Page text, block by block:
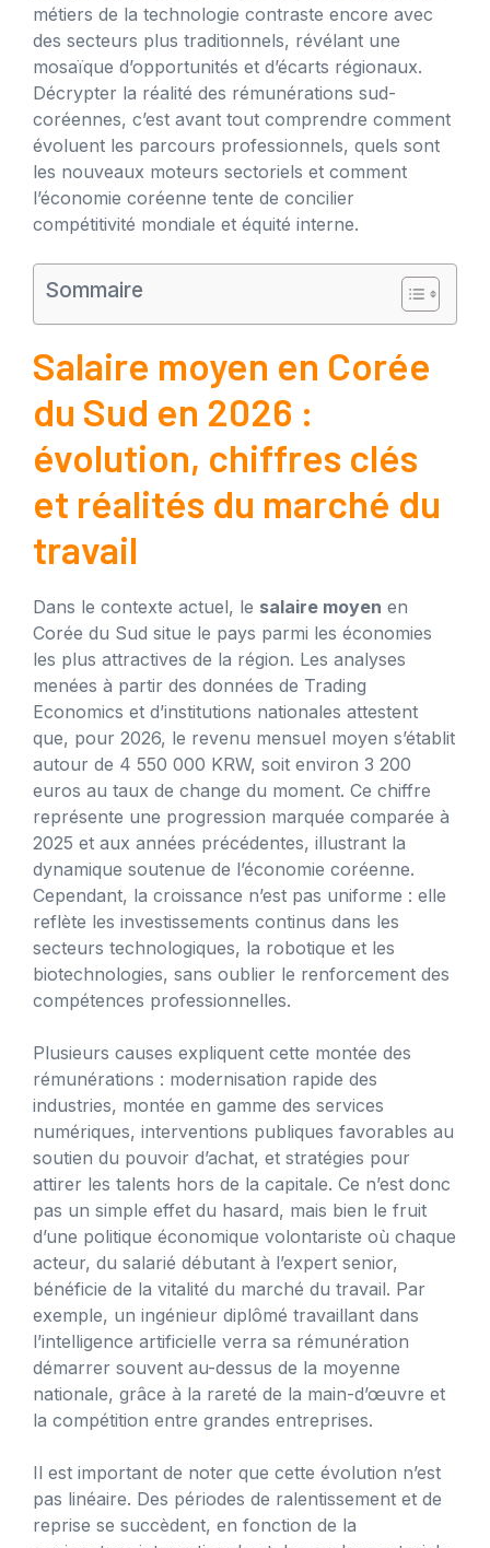
métiers de la technologie contraste encore avec
des secteurs plus traditionnels, révélant une
mosaïque d’opportunités et d’écarts régionaux.
Décrypter la réalité des rémunérations sud-
coréennes, c’est avant tout comprendre comment
évoluent les parcours professionnels, quels sont
les nouveaux moteurs sectoriels et comment
l’économie coréenne tente de concilier
compétitivité mondiale et équité interne.
Sommaire
Salaire moyen en Corée
du Sud en 2026 :
évolution, chiffres clés
et réalités du marché du
travail
Dans le contexte actuel, le salaire moyen en
Corée du Sud situe le pays parmi les économies
les plus attractives de la région. Les analyses
menées à partir des données de Trading
Economics et d’institutions nationales attestent
que, pour 2026, le revenu mensuel moyen s’établit
autour de 4 550 000 KRW, soit environ 3 200
euros au taux de change du moment. Ce chiffre
représente une progression marquée comparée à
2025 et aux années précédentes, illustrant la
dynamique soutenue de l’économie coréenne.
Cependant, la croissance n’est pas uniforme : elle
reflète les investissements continus dans les
secteurs technologiques, la robotique et les
biotechnologies, sans oublier le renforcement des
compétences professionnelles.
Plusieurs causes expliquent cette montée des
rémunérations : modernisation rapide des
industries, montée en gamme des services
numériques, interventions publiques favorables au
soutien du pouvoir d’achat, et stratégies pour
attirer les talents hors de la capitale. Ce n’est donc
pas un simple effet du hasard, mais bien le fruit
d’une politique économique volontariste où chaque
acteur, du salarié débutant à l’expert senior,
bénéficie de la vitalité du marché du travail. Par
exemple, un ingénieur diplômé travaillant dans
l’intelligence artificielle verra sa rémunération
démarrer souvent au-dessus de la moyenne
nationale, grâce à la rareté de la main-d’œuvre et
la compétition entre grandes entreprises.
Il est important de noter que cette évolution n’est
pas linéaire. Des périodes de ralentissement et de
reprise se succèdent, en fonction de la